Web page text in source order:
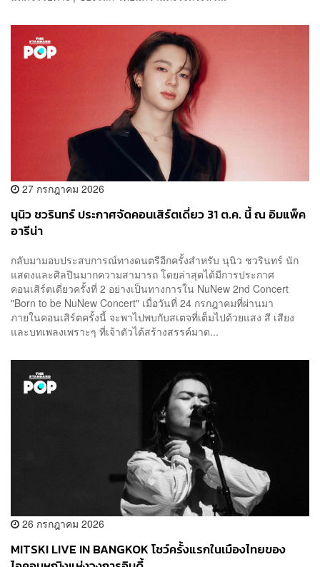
27 กรกฎาคม 2026
นุนิว ชวรินทร์ ประกาศจัดคอนเสิร์ตเดี่ยว 31 ต.ค. นี้ ณ อิมแพ็ค
อารีน่า
กลับมามอบประสบการณ์ทางดนตรีอีกครั้งสำหรับ นุนิว ชวรินทร์ นัก
แสดงและศิลปินมากความสามารถ โดยล่าสุดได้มีการประกาศ
คอนเสิร์ตเดี่ยวครั้งที่ 2 อย่างเป็นทางการใน NuNew 2nd Concert
"Born to be NuNew Concert" เมื่อวันที่ 24 กรกฎาคมที่ผ่านมา
ภายในคอนเสิร์ตครั้งนี้ จะพาไปพบกับสเตจที่เต็มไปด้วยแสง สี เสียง
และบทเพลงเพราะๆ ที่เจ้าตัวได้สร้างสรรค์มาต...
26 กรกฎาคม 2026
MITSKI LIVE IN BANGKOK โชว์ครั้งแรกในเมืองไทยของ